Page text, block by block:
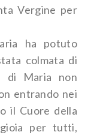
Vergine per
ha potuto
colmata di
di Maria non
entrando nei
il Cuore della
per tutti,